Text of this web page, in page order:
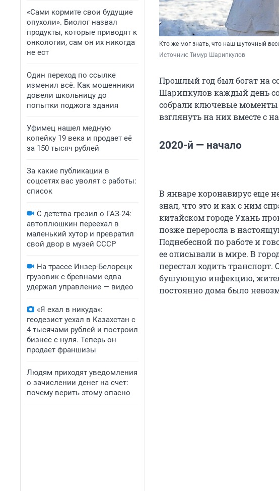
«Сами кормите свои будущие
опухоли». Биолог назвал
продукты, которые приводят к
онкологии, сам он их никогда
не ест
Один переход по ссылке
изменил всё. Как мошенники
довели школьницу до
попытки поджога здания
Уфимец нашел медную
копейку 19 века и продает её
за 150 тысяч рублей
За какие публикации в
соцсетях вас уволят с работы:
список
С детства грезил о ГАЗ-24:
автоплюшкин переехал в
маленький хутор и превратил
свой двор в музей СССР
На трассе Инзер-Белорецк
грузовик с бревнами едва
удержал управление — видео
«Я ехал в никуда»:
геодезист уехал в Казахстан с
4 тысячами рублей и построил
бизнес с нуля. Теперь он
продает франшизы
Людям приходят уведомления
о зачислении денег на счет:
почему верить этому опасно
Кто же мог знать, что наш шуточный
Источник: Тимур Шарипкулов
Прошлый год был богат на
Шарипкулов каждый день
собрали ключевые моменты
взглянуть на них вместе с
2020-й — начало
В январе коронавирус еще
знал, что это и как с ним
китайском городе Ухань
позже переросла в
Поднебесной по работе и
ее описывали в мире. В
перестал ходить
бушующую инфекцию,
постоянно дома было